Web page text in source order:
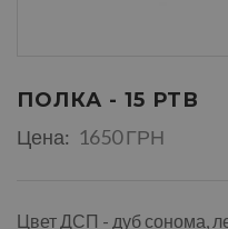
ПОЛКА - 15 РТВ
Цена: 1650 ГРН
Цвет ДСП - дуб сонома,